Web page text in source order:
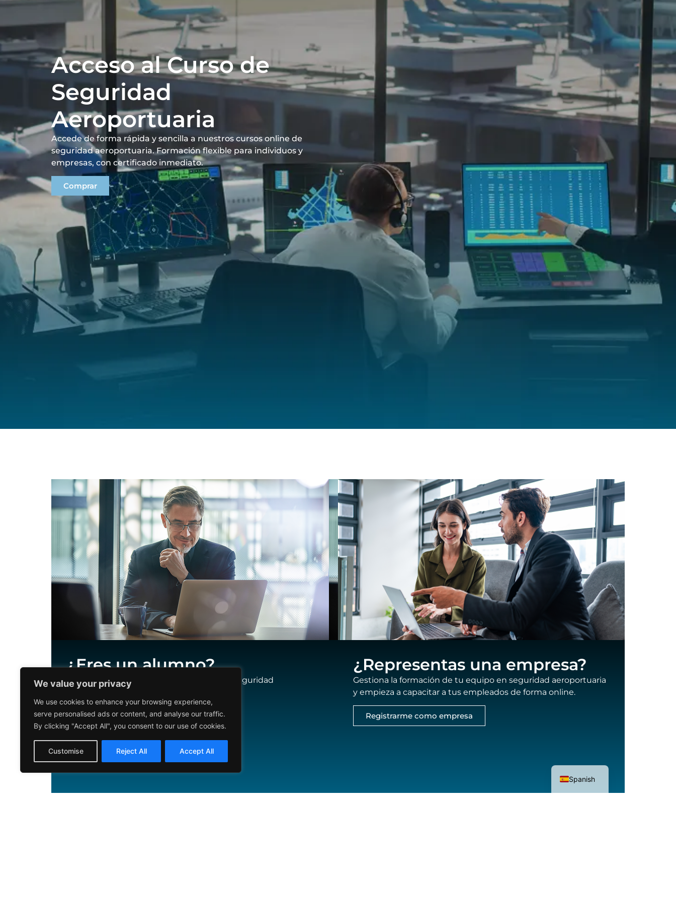
We value your privacy
We use cookies to enhance your browsing experience,
serve personalised ads or content, and analyse our traffic.
By clicking "Accept All", you consent to our use of cookies.
Customise Reject All Accept All
Acceso al Curso de
Seguridad
Aeroportuaria
Accede de forma rápida y sencilla a nuestros cursos online de
seguridad aeroportuaria. Formación flexible para individuos y
empresas, con certificado inmediato.
Comprar
¿Eres un alumno?
Inicia sesión para acceder a tus cursos de seguridad
aeroportuaria y gestionar tu formación.
Registrarme como Alumno
¿Representas una empresa?
Gestiona la formación de tu equipo en seguridad aeroportuaria
y empieza a capacitar a tus empleados de forma online.
Registrarme como empresa
Spanish